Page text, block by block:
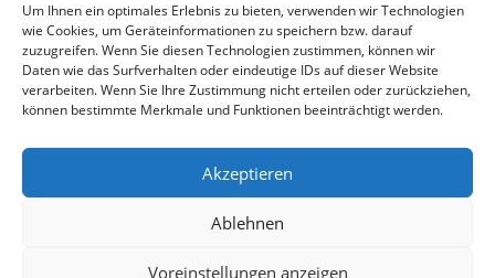
Um Ihnen ein optimales Erlebnis zu bieten, verwenden wir Technologien
wie Cookies, um Geräteinformationen zu speichern bzw. darauf
zuzugreifen. Wenn Sie diesen Technologien zustimmen, können wir
Daten wie das Surfverhalten oder eindeutige IDs auf dieser Website
verarbeiten. Wenn Sie Ihre Zustimmung nicht erteilen oder zurückziehen,
können bestimmte Merkmale und Funktionen beeinträchtigt werden.
Akzeptieren
Ablehnen
Voreinstellungen anzeigen
Nach Preis filtern
Kategorie
auswählen
Datenschutz
Haftungsausschluss